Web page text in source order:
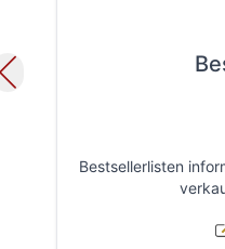
Bestsellerlisten